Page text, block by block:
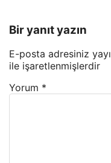
Bir yanıt yazın
E-posta adresiniz
ile işaretlenmişlerdir
Yorum *